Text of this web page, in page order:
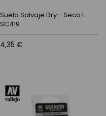
Suelo Salvaje Dry - Seco L
SC419
4,35 €